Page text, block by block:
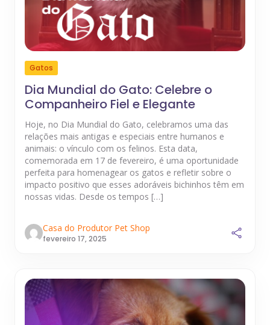
Gatos
Dia Mundial do Gato: Celebre o
Companheiro Fiel e Elegante
Hoje, no Dia Mundial do Gato, celebramos uma das
relações mais antigas e especiais entre humanos e
animais: o vínculo com os felinos. Esta data,
comemorada em 17 de fevereiro, é uma oportunidade
perfeita para homenagear os gatos e refletir sobre o
impacto positivo que esses adoráveis bichinhos têm em
nossas vidas. Desde os tempos […]
Casa do Produtor Pet Shop
fevereiro 17, 2025